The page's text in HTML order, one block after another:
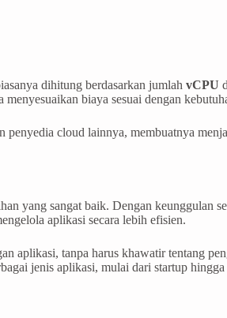
dihitung berdasarkan jumlah vCPU
biaya sesuai dengan
cloud lainnya, membuatnya
yang sangat baik. Dengan keunggulan
aplikasi secara lebih efisien.
aplikasi, tanpa harus khawatir tentang
jenis aplikasi, mulai dari startup hingga